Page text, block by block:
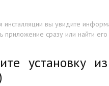
инсталляции вы увидите
приложение сразу или найти
установку из